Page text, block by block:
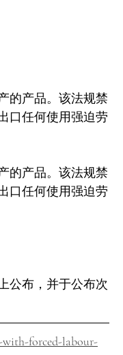
的产品。该法规禁
口任何使用强迫劳
的产品。该法规禁
口任何使用强迫劳
公布，并于公布次
with-forced-labour-